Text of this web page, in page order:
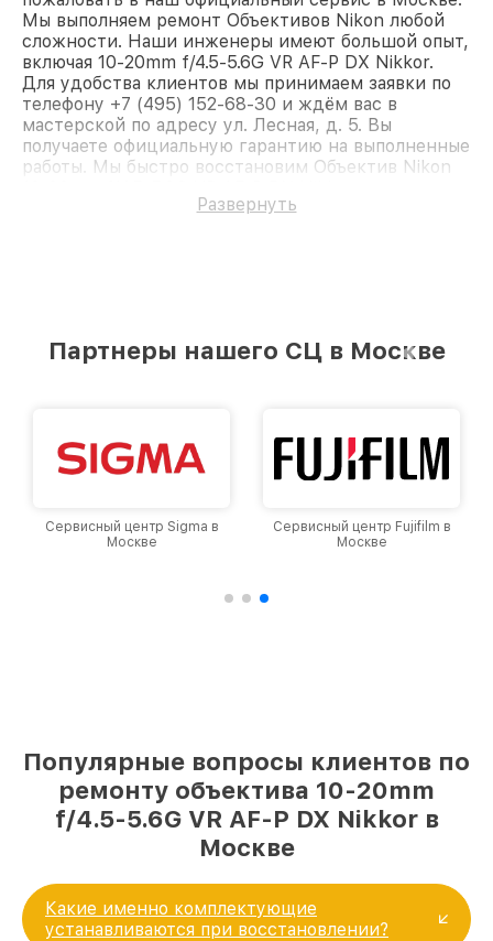
Мы выполняем ремонт Объективов Nikon любой
сложности. Наши инженеры имеют большой опыт,
включая 10-20mm f/4.5-5.6G VR AF-P DX Nikkor.
Для удобства клиентов мы принимаем заявки по
телефону +7 (495) 152-68-30 и ждём вас в
мастерской по адресу ул. Лесная, д. 5. Вы
получаете официальную гарантию на выполненные
работы. Мы быстро восстановим Объектив Nikon
Развернуть
Партнеры нашего СЦ в Москве
Сервисный центр Fujifilm в
Москве
Сервисный центр Panasonic
в Москве
Популярные вопросы клиентов по
ремонту объектива 10-20mm
f/4.5-5.6G VR AF-P DX Nikkor в
Москве
Какие именно комплектующие
устанавливаются при восстановлении?